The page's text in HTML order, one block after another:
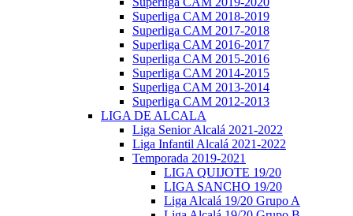
Superliga CAM 2018-2019
Superliga CAM 2017-2018
Superliga CAM 2016-2017
Superliga CAM 2015-2016
Superliga CAM 2014-2015
Superliga CAM 2013-2014
Superliga CAM 2012-2013
LIGA DE ALCALA
Liga Senior Alcalá 2021-2022
Liga Infantil Alcalá 2021-2022
Temporada 2019-2021
LIGA QUIJOTE 19/20
LIGA SANCHO 19/20
Liga Alcalá 19/20 Grupo A